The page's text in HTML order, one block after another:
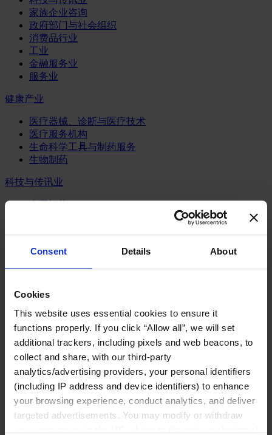
Consent Details About
Cookies
This website uses essential cookies to ensure it
functions properly. If you click “Allow all”, we will set
additional trackers, including pixels and web beacons, to
collect and share, with our third-party
analytics/advertising providers, your personal identifiers
(including IP address and device identifiers) to enhance
your browsing experience, conduct analytics, and deliver
targeted advertisements. You may modify or withdraw
家族企业咨询
政府部门与社会组织
消费品行业
工业
金融服务业
服务业
健康产业
医疗器械、诊断与医疗技术
医疗服务机构
生命科学工具与制药服务
生物制药
科技与传讯业
人工智能
电信业
系统、服务与软件业
公共卫生行业
公共基础设施行业
公共行政管理行业
利益代表集团与公共事务机构
教育与研究行业
文化、艺术和体育行业
环境与可持续发展咨询